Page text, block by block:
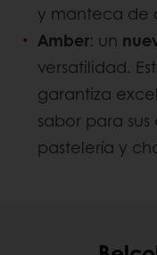
y manteca de
Amber: un
versatilidad.
garantiza
sabor para
pastelería y